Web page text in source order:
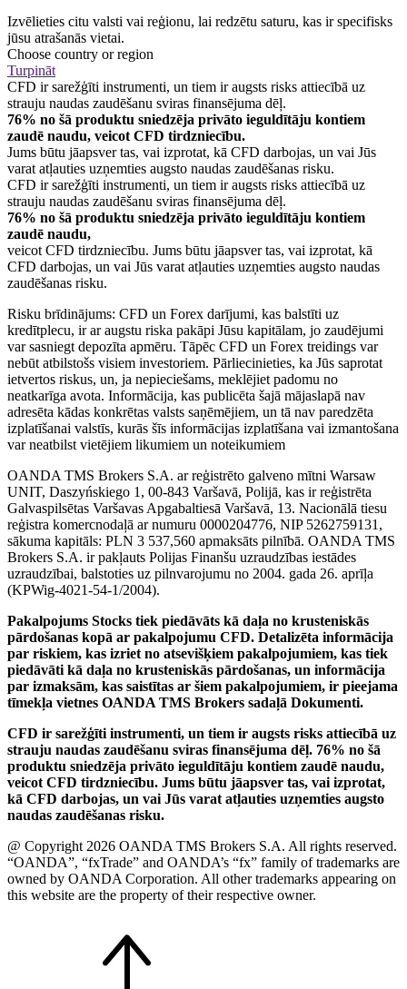
Izvēlieties citu valsti vai reģionu, lai redzētu saturu, kas ir specifisks
jūsu atrašanās vietai.
Choose country or region
Turpināt
CFD ir sarežģīti instrumenti, un tiem ir augsts risks attiecībā uz
strauju naudas zaudēšanu sviras finansējuma dēļ.
76% no šā produktu sniedzēja privāto ieguldītāju kontiem
zaudē naudu, veicot CFD tirdzniecību.
Jums būtu jāapsver tas, vai izprotat, kā CFD darbojas, un vai Jūs
varat atļauties uzņemties augsto naudas zaudēšanas risku.
CFD ir sarežģīti instrumenti, un tiem ir augsts risks attiecībā uz
strauju naudas zaudēšanu sviras finansējuma dēļ.
76% no šā produktu sniedzēja privāto ieguldītāju kontiem
zaudē naudu,
veicot CFD tirdzniecību. Jums būtu jāapsver tas, vai izprotat, kā
CFD darbojas, un vai Jūs varat atļauties uzņemties augsto naudas
zaudēšanas risku.
Risku brīdinājums: CFD un Forex darījumi, kas balstīti uz
kredītplecu, ir ar augstu riska pakāpi Jūsu kapitālam, jo zaudējumi
var sasniegt depozīta apmēru. Tāpēc CFD un Forex treidings var
nebūt atbilstošs visiem investoriem. Pārliecinieties, ka Jūs saprotat
ietvertos riskus, un, ja nepieciešams, meklējiet padomu no
neatkarīga avota. Informācija, kas publicēta šajā mājaslapā nav
adresēta kādas konkrētas valsts saņēmējiem, un tā nav paredzēta
izplatīšanai valstīs, kurās šīs informācijas izplatīšana vai izmantošana
var neatbilst vietējiem likumiem un noteikumiem
OANDA TMS Brokers S.A. ar reģistrēto galveno mītni Warsaw
UNIT, Daszyńskiego 1, 00-843 Varšavā, Polijā, kas ir reģistrēta
Galvaspilsētas Varšavas Apgabaltiesā Varšavā, 13. Nacionālā tiesu
reģistra komercnodaļā ar numuru 0000204776, NIP 5262759131,
sākuma kapitāls: PLN 3 537,560 apmaksāts pilnībā. OANDA TMS
Brokers S.A. ir pakļauts Polijas Finanšu uzraudzības iestādes
uzraudzībai, balstoties uz pilnvarojumu no 2004. gada 26. aprīļa
(KPWig-4021-54-1/2004).
Pakalpojums Stocks tiek piedāvāts kā daļa no krusteniskās
pārdošanas kopā ar pakalpojumu CFD. Detalizēta informācija
par riskiem, kas izriet no atsevišķiem pakalpojumiem, kas tiek
piedāvāti kā daļa no krusteniskās pārdošanas, un informācija
par izmaksām, kas saistītas ar šiem pakalpojumiem, ir pieejama
tīmekļa vietnes OANDA TMS Brokers sadaļā Dokumenti.
CFD ir sarežģīti instrumenti, un tiem ir augsts risks attiecībā uz
strauju naudas zaudēšanu sviras finansējuma dēļ. 76% no šā
produktu sniedzēja privāto ieguldītāju kontiem zaudē naudu,
veicot CFD tirdzniecību. Jums būtu jāapsver tas, vai izprotat,
kā CFD darbojas, un vai Jūs varat atļauties uzņemties augsto
naudas zaudēšanas risku.
@ Copyright 2026 OANDA TMS Brokers S.A. All rights reserved.
“OANDA”, “fxTrade” and OANDA’s “fx” family of trademarks are
owned by OANDA Corporation. All other trademarks appearing on
this website are the property of their respective owner.